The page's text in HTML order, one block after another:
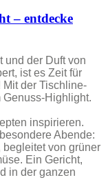
– entdecke
und der Duft von
ist es Zeit für
der Tischline-
Genuss-Highlight.
inspirieren.
Abende:
begleitet von grüner
Ein Gericht,
in der ganzen